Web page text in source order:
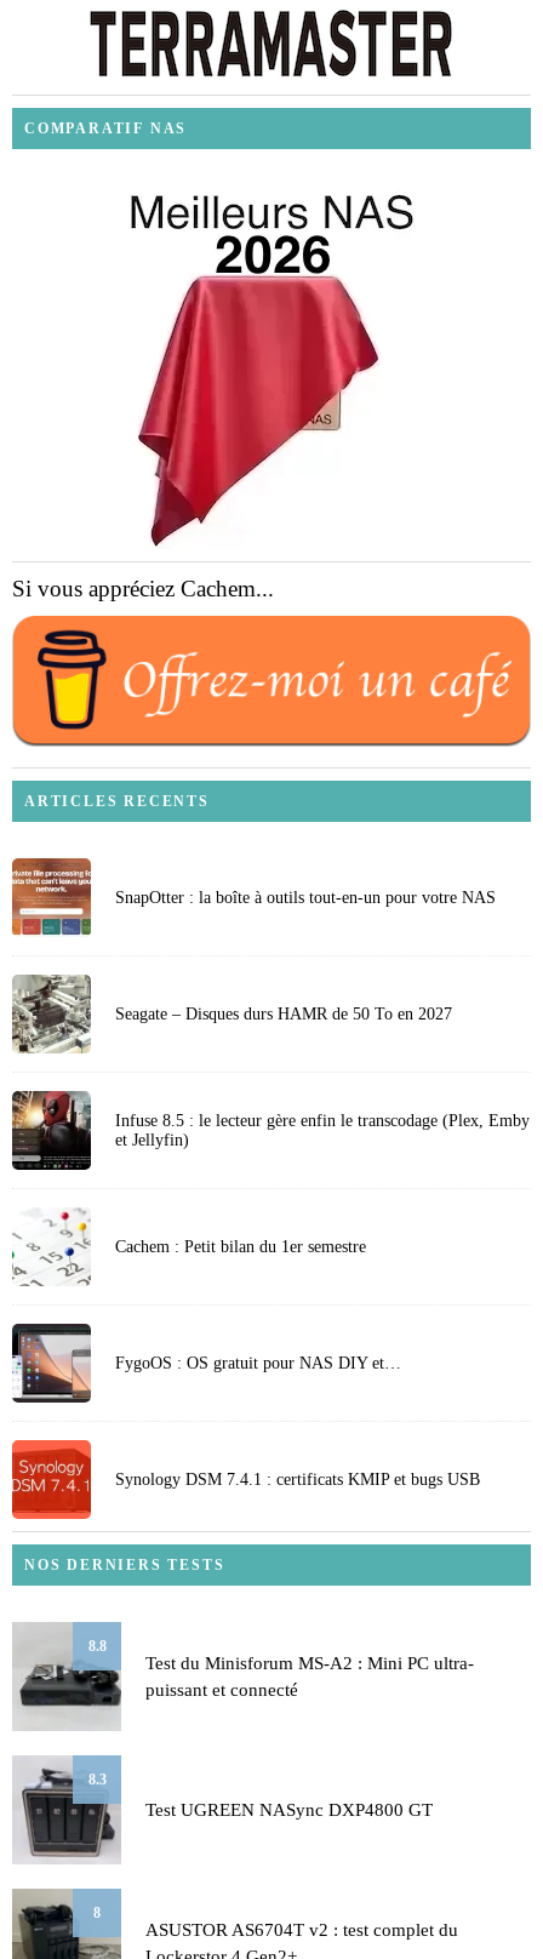
COMPARATIF NAS
Si vous appréciez Cachem...
ARTICLES RECENTS
SnapOtter : la boîte à outils tout-en-un pour votre NAS
Seagate – Disques durs HAMR de 50 To en 2027
Infuse 8.5 : le lecteur gère enfin le transcodage (Plex, Emby
et Jellyfin)
Cachem : Petit bilan du 1er semestre
FygoOS : OS gratuit pour NAS DIY et…
Synology DSM 7.4.1 : certificats KMIP et bugs USB
NOS DERNIERS TESTS
8.8
Test du Minisforum MS-A2 : Mini PC ultra-
puissant et connecté
8.3
Test UGREEN NASync DXP4800 GT
8
ASUSTOR AS6704T v2 : test complet du